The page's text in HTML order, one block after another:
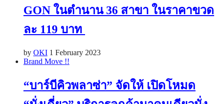
GON ในตำนาน 36 สาขา ในราคาขวด
ละ 119 บาท
by OKI 1 February 2023
Brand Move !!
“บาร์บีคิวพลาซ่า” จัดให้ เปิดโหมด